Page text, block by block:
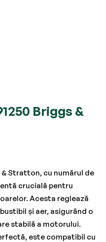
Briggs &
Stratton, cu numărul de
crucială pentru
Acesta reglează
și aer, asigurând o
stabilă a motorului.
este compatibil cu